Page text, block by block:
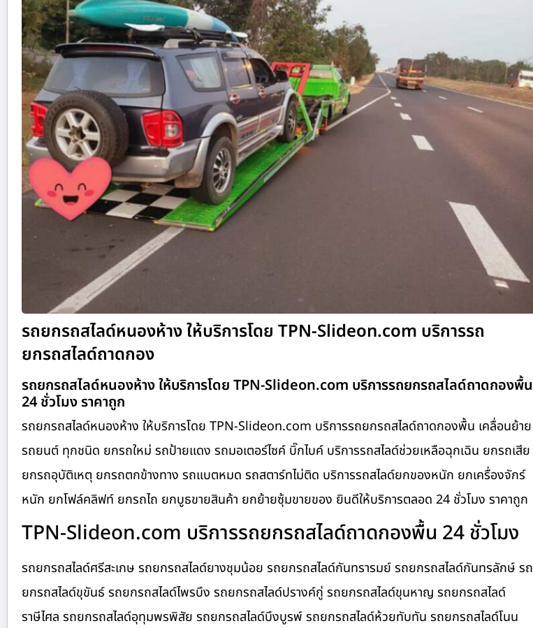
รถยกรถสไลด์หนองห้าง ให้บริการโดย TPN-Slideon.com บริการรถ
ยกรถสไลด์ถาดกอง
รถยกรถสไลด์หนองห้าง ให้บริการโดย TPN-Slideon.com บริการรถยกรถสไลด์ถาดกองพื้น
24 ชั่วโมง ราคาถูก
รถยกรถสไลด์หนองห้าง ให้บริการโดย TPN-Slideon.com บริการรถยกรถสไลด์ถาดกองพื้น เคลื่อนย้าย
รถยนต์ ทุกชนิด ยกรถใหม่ รถป้ายแดง รถมอเตอร์ไซค์ บิ๊กไบค์ บริการรถสไลด์ช่วยเหลือฉุกเฉิน ยกรถเสีย
ยกรถอุบัติเหตุ ยกรถตกข้างทาง รถแบตหมด รถสตาร์ทไม่ติด บริการรถสไลด์ยกของหนัก ยกเครื่องจักร์
หนัก ยกโฟล์คลิฟท์ ยกรถไถ ยกบูธขายสินค้า ยกย้ายซุ้มขายของ ยินดีให้บริการตลอด 24 ชั่วโมง ราคาถูก
TPN-Slideon.com บริการรถยกรถสไลด์ถาดกองพื้น 24 ชั่วโมง
รถยกรถสไลด์ศรีสะเกษ รถยกรถสไลด์ยางชุมน้อย รถยกรถสไลด์กันทรารมย์ รถยกรถสไลด์กันทรลักษ์ รถ
ยกรถสไลด์ขุขันธ์ รถยกรถสไลด์ไพรบึง รถยกรถสไลด์ปรางค์กู่ รถยกรถสไลด์ขุนหาญ รถยกรถสไลด์
ราษีไศล รถยกรถสไลด์อุทุมพรพิสัย รถยกรถสไลด์บึงบูรพ์ รถยกรถสไลด์ห้วยทับทัน รถยกรถสไลด์โนน